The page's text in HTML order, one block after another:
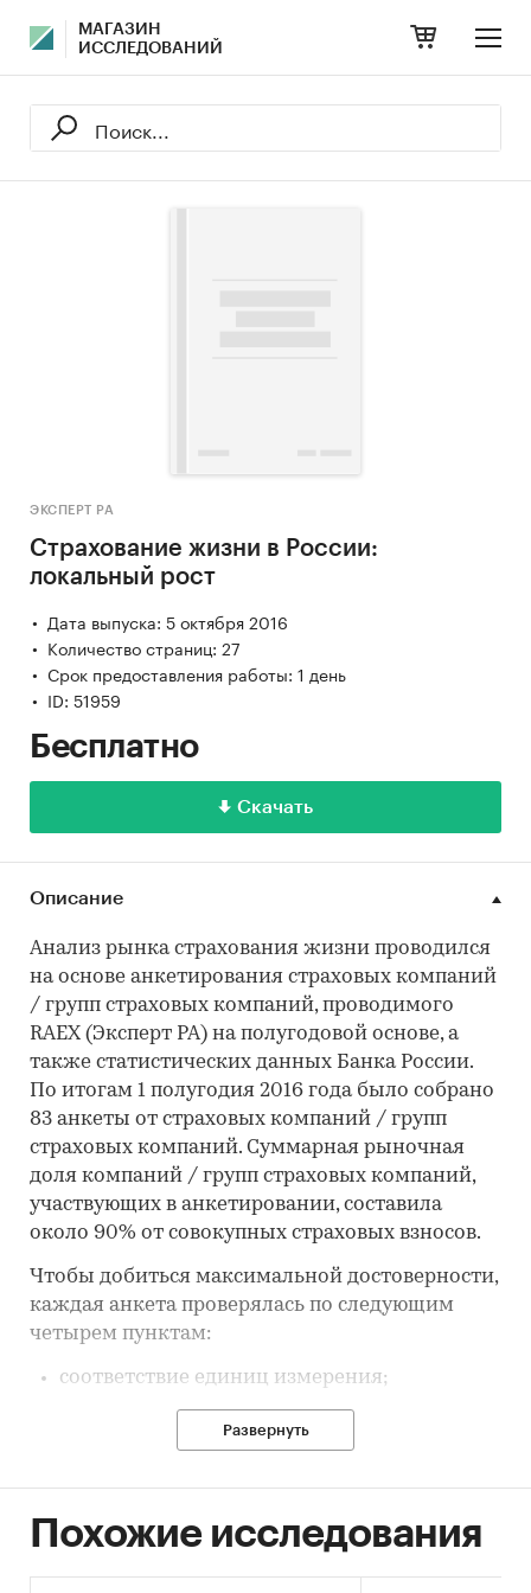
МАГАЗИН
ИССЛЕДОВАНИЙ
ЭКСПЕРТ РА
Страхование жизни в России:
локальный рост
Дата выпуска: 5 октября 2016
Количество страниц: 27
Срок предоставления работы: 1 день
ID: 51959
Бесплатно
Скачать
Описание
Анализ рынка страхования жизни проводился
на основе анкетирования страховых компаний
/ групп страховых компаний, проводимого
RAEX (Эксперт РА) на полугодовой основе, а
также статистических данных Банка России.
По итогам 1 полугодия 2016 года было собрано
83 анкеты от страховых компаний / групп
страховых компаний. Суммарная рыночная
доля компаний / групп страховых компаний,
участвующих в анкетировании, составила
около 90% от совокупных страховых взносов.
Чтобы добиться максимальной достоверности,
каждая анкета проверялась по следующим
четырем пунктам:
соответствие единиц измерения;
суммы строк в разбивке должны быть
меньше или равны итоговым значениям;
суммы разбивки отдельных строк также не
должны превышать итоговое значение;
Развернуть
Похожие исследования